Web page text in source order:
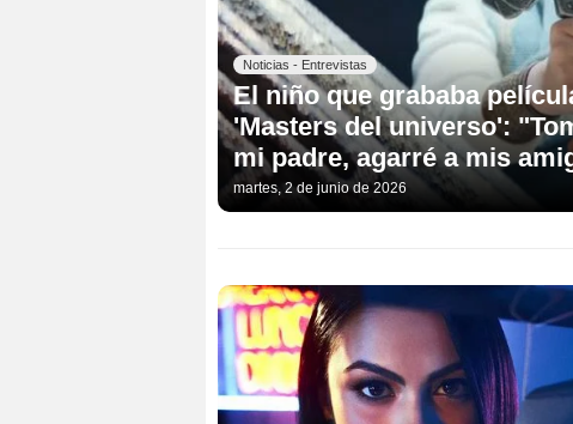
Noticias - Entrevistas
El niño que grababa
'Masters del universo':
mi padre, agarré a mis
martes, 2 de junio de 2026